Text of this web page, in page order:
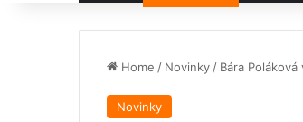
Home / Novinky / Bára
Novinky